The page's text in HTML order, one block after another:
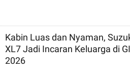
Kabin Luas dan Nyaman,
XL7 Jadi Incaran Keluarga di
2026